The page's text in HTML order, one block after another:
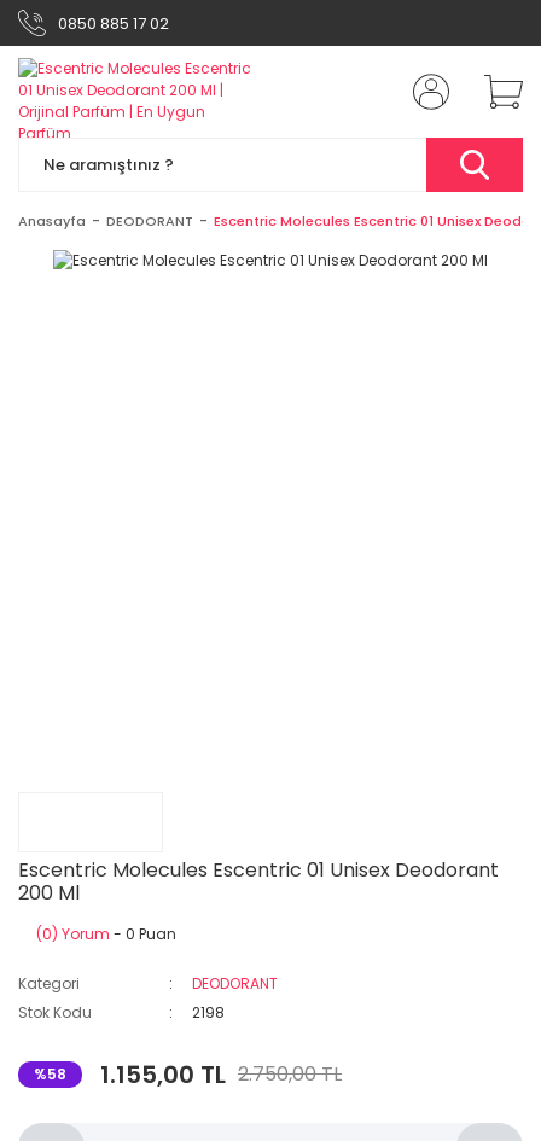
0850 885 17 02
Anasayfa DEODORANT Escentric Molecules Escentric 01 Unisex
Escentric Molecules Escentric 01 Unisex Deodorant
200 Ml
(0) Yorum - 0 Puan
Kategori
DEODORANT
Stok Kodu
2198
%58 1.155,00 TL 2.750,00 TL